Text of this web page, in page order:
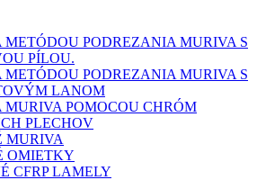
PODREZANIA MURIVA S
PÍLOU.
PODREZANIA MURIVA S
LANOM
POMOCOU CHRÓM
PLECHOV
MURIVA
OMIETKY
CFRP LAMELY